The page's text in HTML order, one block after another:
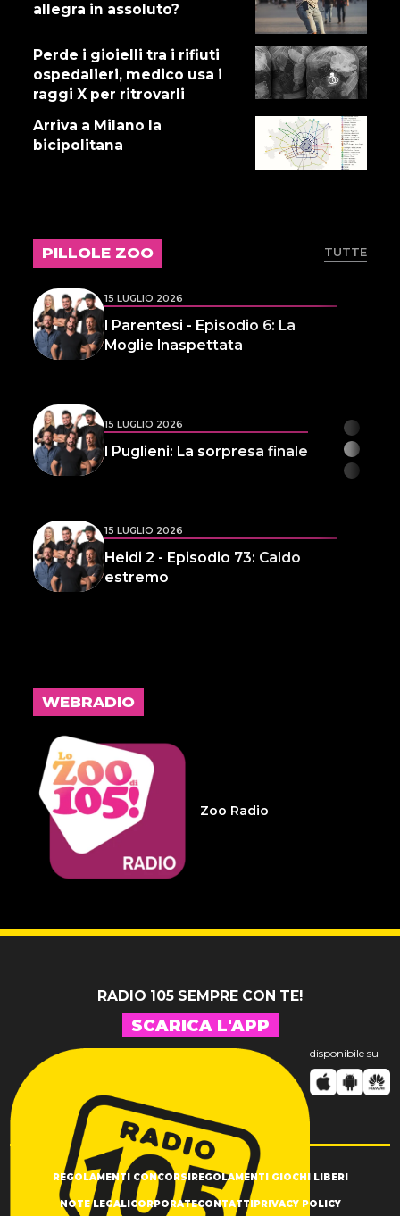
allegra in assoluto?
Perde i gioielli tra i rifiuti
ospedalieri, medico usa i
raggi X per ritrovarli
Arriva a Milano la
bicipolitana
PILLOLE ZOO TUTTE
16 LUGLIO 2026
Dove abita Ennio 103: Revisione
15 LUGLIO 2026
I Parentesi - Episodio 6: La
Moglie Inaspettata
15 LUGLIO 2026
I Puglieni: La sorpresa finale
15 LUGLIO 2026
Heidi 2 - Episodio 73: Caldo
estremo
frammenti d'anima 32
14 LUGLIO 2026
Infameria Telefonica -
Sospensione patente
WEBRADIO
Zoo Radio
RADIO 105 SEMPRE CON TE!
SCARICA L'APP
disponibile su
REGOLAMENTI CONCORSIREGOLAMENTI GIOCHI LIBERI
NOTE LEGALICORPORATECONTATTIPRIVACY POLICY